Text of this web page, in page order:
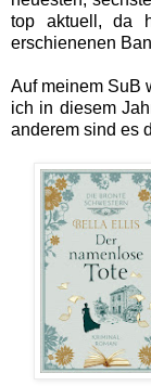
top aktuell, da
erschienenen
Auf meinem SuB
ich in diesem
anderem sind es